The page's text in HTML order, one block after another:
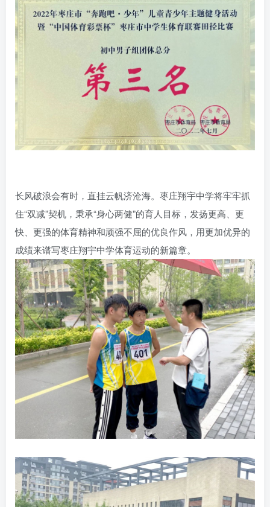
长风破浪会有时，直挂云帆济沧海。枣庄翔宇中学将牢牢抓
住“双减”契机，秉承“身心两健”的育人目标，发扬更高、更
快、更强的体育精神和顽强不屈的优良作风，用更加优异的
成绩来谱写枣庄翔宇中学体育运动的新篇章。